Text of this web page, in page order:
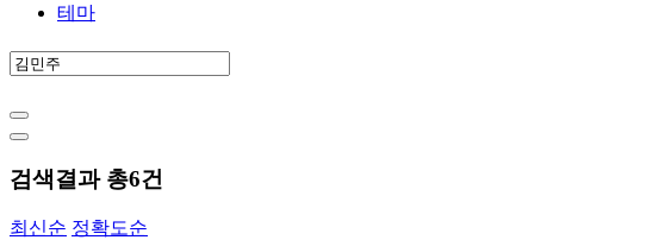
테마
검색결과 총6건
최신순 정확도순